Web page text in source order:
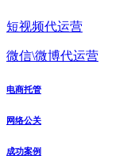
短视频代运营
微信\微博代运营
电商托管
网络公关
成功案例